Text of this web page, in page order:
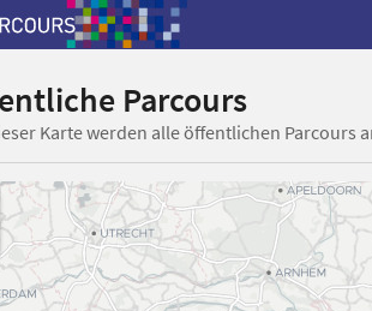
Parcours
Karte werden alle öffentlichen Parcours